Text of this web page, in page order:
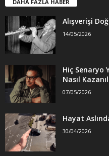
DAHA FAZLA HABER
Alışverişi
14/05/2026
Hiç Senaryo
Nasıl
07/05/2026
Hayat
30/04/2026